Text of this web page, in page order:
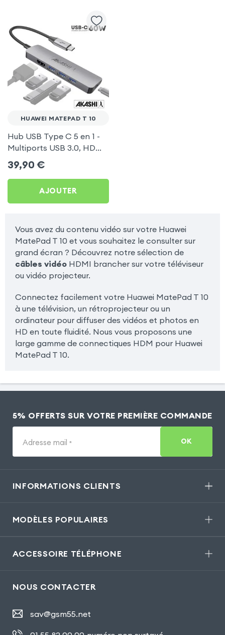
HUAWEI MATEPAD T 10
Hub USB Type C 5 en 1 -
Multiports USB 3.0, HDMI
4K et Type-C, Akashi -
Gris pour Huawei
MatePad T 10
39,90 €
AJOUTER
Vous avez du contenu vidéo sur votre Huawei
MatePad T 10 et vous souhaitez le consulter sur
grand écran ? Découvrez notre sélection de
câbles vidéoHDMI brancher sur votre téléviseur
ou vidéo projecteur.
Connectez facilement votre Huawei MatePad T 10
à une télévision, un rétroprojecteur ou un
ordinateur pour diffuser des vidéos et photos en
HD en toute fluidité. Nous vous proposons une
large gamme de connectiques HDM pour Huawei
MatePad T 10.
5% OFFERTS SUR VOTRE PREMIÈRE COMMANDE
Adresse mail * OK
INFORMATIONS CLIENTS
MODÈLES POPULAIRES
ACCESSOIRE TÉLÉPHONE
NOUS CONTACTER
sav@gsm55.net